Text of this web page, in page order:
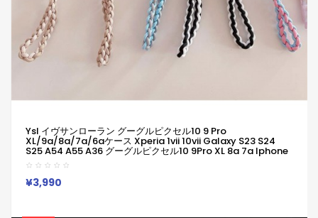
Ysl イヴサンローラン グーグルピクセル10 9 Pro
XL/9a/8a/7a/6aケース Xperia 1vii 10vii Galaxy S23 S24
S25 A54 A55 A36 グーグルピクセル10 9Pro XL 8a 7a Iphone
17 15 16 Pro Maxケース Ysl イヴサンローラン ブランドGoogle
Pixel 9a 10 6a 7a 8a 8 Pro スマホケースYSL クラシック メタル
ロゴ×マルチカラー ブレイド ストラップ！
¥3,990